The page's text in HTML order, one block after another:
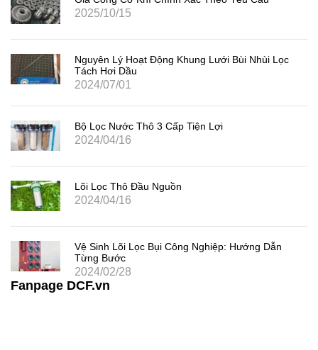
2025/10/15
Nguyên Lý Hoạt Động Khung Lưới Bùi Nhùi Lọc
Tách Hơi Dầu
2024/07/01
Bộ Lọc Nước Thô 3 Cấp Tiện Lợi
2024/04/16
Lõi Lọc Thô Đầu Nguồn
2024/04/16
Vệ Sinh Lõi Lọc Bụi Công Nghiệp: Hướng Dẫn
Từng Bước
2024/02/28
Fanpage DCF.vn